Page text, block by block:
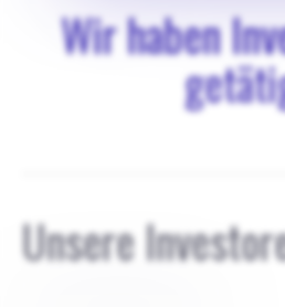
Wir haben
Unsere